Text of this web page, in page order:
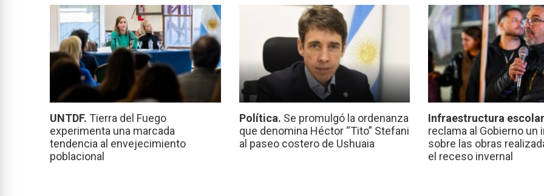
UNTDF. Tierra del Fuego
experimenta una marcada
tendencia al envejecimiento
poblacional
Política. Se promulgó la ordenanza
que denomina Héctor “Tito” Stefani
al paseo costero de Ushuaia
Infraestructura
reclama al Gobierno un
sobre las obras
el receso invernal